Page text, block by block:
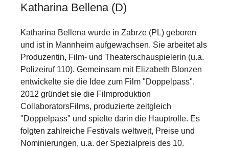
Katharina Bellena (D)
Katharina Bellena wurde in Zabrze (PL) geboren
und ist in Mannheim aufgewachsen. Sie arbeitet als
Produzentin, Film- und Theaterschauspielerin (u.a.
Polizeiruf 110). Gemeinsam mit Elizabeth Blonzen
entwickelte sie die Idee zum Film "Doppelpass".
2012 gründet sie die Filmproduktion
CollaboratorsFilms, produzierte zeitgleich
"Doppelpass" und spielte darin die Hauptrolle. Es
folgten zahlreiche Festivals weltweit, Preise und
Nominierungen, u.a. der Spezialpreis des 10.